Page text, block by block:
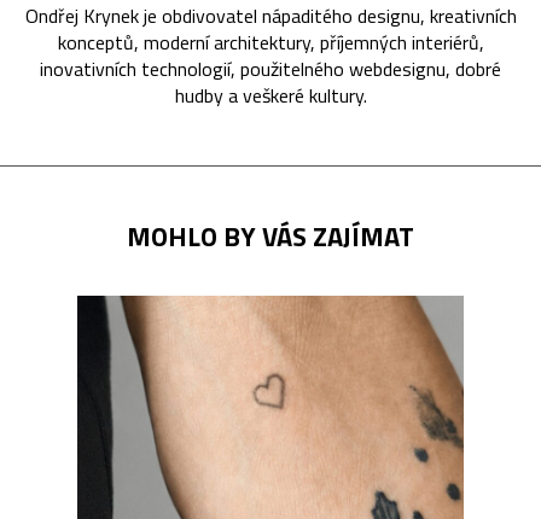
Ondřej Krynek je obdivovatel nápaditého designu, kreativních
konceptů, moderní architektury, příjemných interiérů,
inovativních technologií, použitelného webdesignu, dobré
hudby a veškeré kultury.
MOHLO BY VÁS ZAJÍMAT